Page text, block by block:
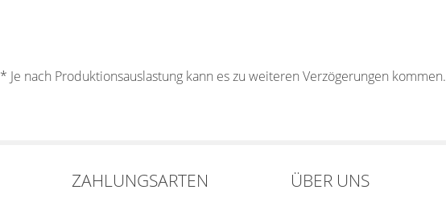
* Je nach Produktionsauslastung kann es zu weiteren Verzögerungen kommen.
ZAHLUNGSARTEN ÜBER UNS